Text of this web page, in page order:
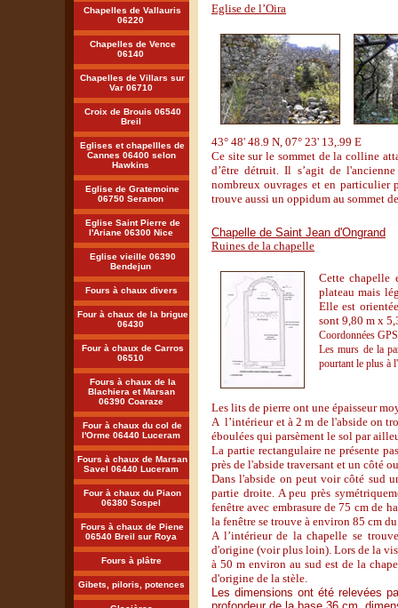
Chapelles de Vallauris
06220
Chapelles de Vence
06140
Chapelles de Villars sur
Var 06710
Croix de Brouis 06540
Breil
Eglises et chapellles de
Cannes 06400 selon
Hawkins
Eglise de Gratemoine
06750 Seranon
Eglise Saint Pierre de
l'Ariane 06300 Nice
Eglise vieille 06390
Bendejun
Fours à chaux divers
Four à chaux de la brigue
06430
Four à chaux de Carros
06510
Fours à chaux de la
Blachiera et Marsan
06390 Coaraze
Four à chaux du col de
l'Orme 06440 Luceram
Fours à chaux de Marsan
Savel 06440 Luceram
Four à chaux du Piaon
06380 Sospel
Fours à chaux de Piene
06540 Breil sur Roya
Fours à plâtre
Gibets, piloris, potences
Eglise de l’Oira
43° 48' 48.9 N, 07° 23' 13,.99 E
Ce site sur le sommet de la colline
d’être détruit. Il s’agit de
nombreux ouvrages et en particulier
trouve aussi un oppidum au sommet
Chapelle de Saint Jean d'Ongrand
Ruines de la chapelle
Cette chapelle
plateau mais
Elle est
sont 9,80 m x
Coordonnées
Les murs de la
pourtant le plus à
Les lits de pierre ont une épaisseur
A l’intérieur et à 2 m de l'abside on
éboulées qui parsèment le sol par
La partie rectangulaire ne présente
près de l'abside traversant et un côté
Dans l'abside on peut voir côté sud
partie droite. A peu près
fenêtre avec embrasure de 75 cm de
la fenêtre se trouve à environ 85 cm
A l’intérieur de la chapelle se
d'origine (voir plus loin). Lors de la
à 50 m environ au sud est de la
d'origine de la stèle.
Les dimensions ont été relevées